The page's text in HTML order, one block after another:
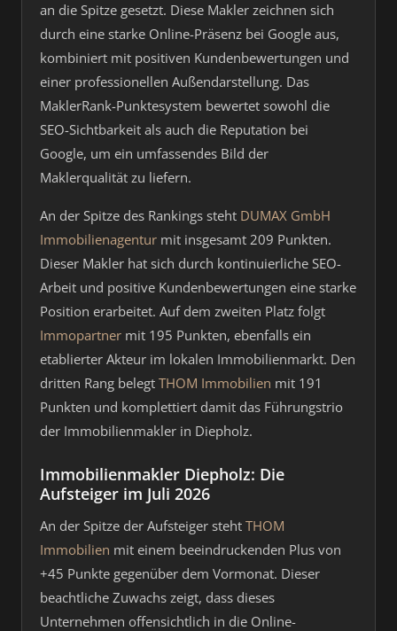
an die Spitze gesetzt. Diese Makler zeichnen sich
durch eine starke Online-Präsenz bei Google aus,
kombiniert mit positiven Kundenbewertungen und
einer professionellen Außendarstellung. Das
MaklerRank-Punktesystem bewertet sowohl die
SEO-Sichtbarkeit als auch die Reputation bei
Google, um ein umfassendes Bild der
Maklerqualität zu liefern.
An der Spitze des Rankings steht DUMAX GmbH
Immobilienagentur mit insgesamt 209 Punkten.
Dieser Makler hat sich durch kontinuierliche SEO-
Arbeit und positive Kundenbewertungen eine starke
Position erarbeitet. Auf dem zweiten Platz folgt
Immopartner mit 195 Punkten, ebenfalls ein
etablierter Akteur im lokalen Immobilienmarkt. Den
dritten Rang belegt THOM Immobilien mit 191
Punkten und komplettiert damit das Führungstrio
der Immobilienmakler in Diepholz.
Immobilienmakler Diepholz: Die
Aufsteiger im Juli 2026
An der Spitze der Aufsteiger steht THOM
Immobilien mit einem beeindruckenden Plus von
+45 Punkte gegenüber dem Vormonat. Dieser
beachtliche Zuwachs zeigt, dass dieses
Unternehmen offensichtlich in die Online-